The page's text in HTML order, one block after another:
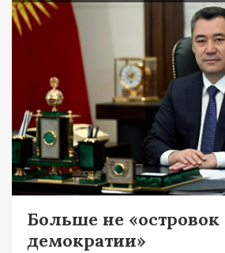
Больше не «островок
демократии»